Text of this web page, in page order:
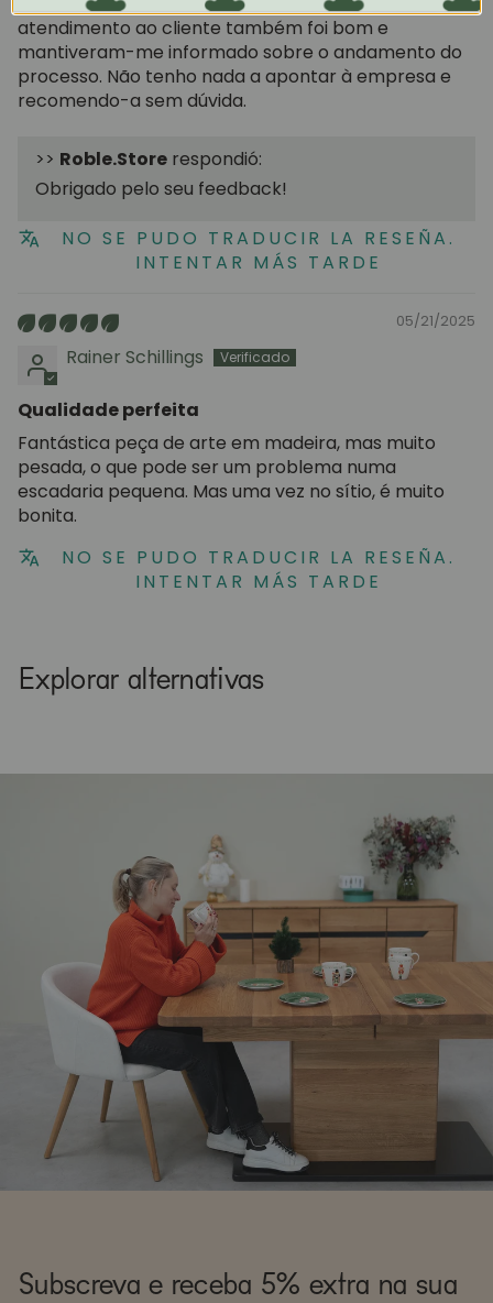
atendimento ao cliente também foi bom e
mantiveram-me informado sobre o andamento do
processo. Não tenho nada a apontar à empresa e
recomendo-a sem dúvida.
>> Roble.Store respondió:
Obrigado pelo seu feedback!
NO SE PUDO TRADUCIR LA RESEÑA.
INTENTAR MÁS TARDE
05/21/2025
Rainer Schillings
Qualidade perfeita
Fantástica peça de arte em madeira, mas muito
pesada, o que pode ser um problema numa
escadaria pequena. Mas uma vez no sítio, é muito
bonita.
NO SE PUDO TRADUCIR LA RESEÑA.
INTENTAR MÁS TARDE
Explorar alternativas
Subscreva e receba 5% extra na sua